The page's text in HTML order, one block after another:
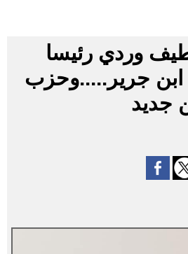
وردي رئيسا
ابن جرير.....وحزب
جديد